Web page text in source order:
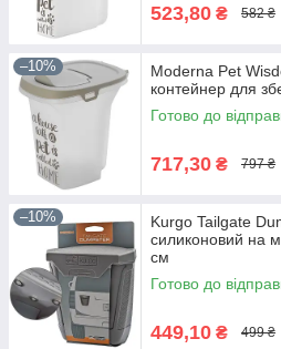
523,80 ₴ 582 ₴
–10%
Moderna Pet
контейнер для
Готово до
717,30 ₴ 797 ₴
–10%
Kurgo Tailgate
силиконовий на
см
Готово до
449,10 ₴ 499 ₴